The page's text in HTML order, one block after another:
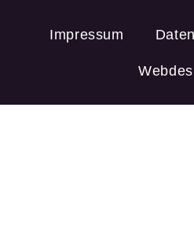
Impressum